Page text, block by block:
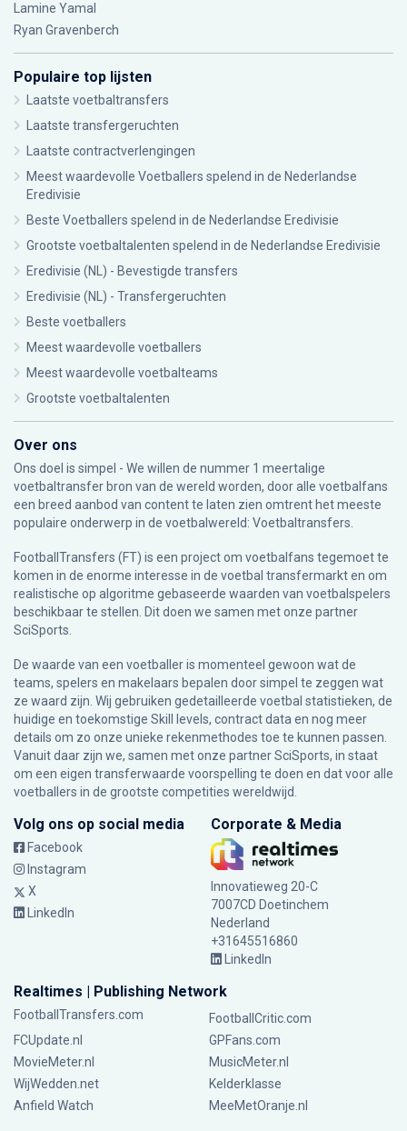
Lamine Yamal
Ryan Gravenberch
Populaire top lijsten
Laatste voetbaltransfers
Laatste transfergeruchten
Laatste contractverlengingen
Meest waardevolle Voetballers spelend in de Nederlandse
Eredivisie
Beste Voetballers spelend in de Nederlandse Eredivisie
Grootste voetbaltalenten spelend in de Nederlandse Eredivisie
Eredivisie (NL) - Bevestigde transfers
Eredivisie (NL) - Transfergeruchten
Beste voetballers
Meest waardevolle voetballers
Meest waardevolle voetbalteams
Grootste voetbaltalenten
Over ons
Ons doel is simpel - We willen de nummer 1 meertalige
voetbaltransfer bron van de wereld worden, door alle voetbalfans
een breed aanbod van content te laten zien omtrent het meeste
populaire onderwerp in de voetbalwereld: Voetbaltransfers.
FootballTransfers (FT) is een project om voetbalfans tegemoet te
komen in de enorme interesse in de voetbal transfermarkt en om
realistische op algoritme gebaseerde waarden van voetbalspelers
beschikbaar te stellen. Dit doen we samen met onze partner
SciSports
De waarde van een voetballer is momenteel gewoon wat de
teams, spelers en makelaars bepalen door simpel te zeggen wat
ze waard zijn. Wij gebruiken gedetailleerde voetbal statistieken, de
huidige en toekomstige Skill levels, contract data en nog meer
details om zo onze unieke rekenmethodes toe te kunnen passen.
Vanuit daar zijn we, samen met onze partner SciSports, in staat
om een eigen transferwaarde voorspelling te doen en dat voor alle
voetballers in de grootste competities wereldwijd.
Volg ons op social media
Facebook
Instagram
X
LinkedIn
Corporate & Media
Innovatieweg 20-C
7007CD Doetinchem
Nederland
+31645516860
LinkedIn
Realtimes | Publishing Network
FootballTransfers.com
FootballCritic.com
FCUpdate.nl
GPFans.com
MovieMeter.nl
MusicMeter.nl
WijWedden.net
Kelderklasse
Anfield Watch
MeeMetOranje.nl